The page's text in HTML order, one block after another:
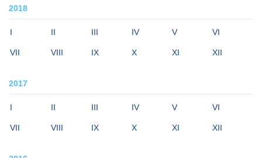
2018
I II III IV V VI
VII VIII IX X XI XII
2017
I II III IV V VI
VII VIII IX X XI XII